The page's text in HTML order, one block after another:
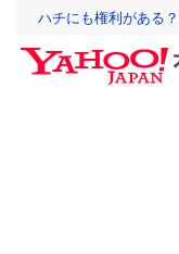
ハチにも権利がある